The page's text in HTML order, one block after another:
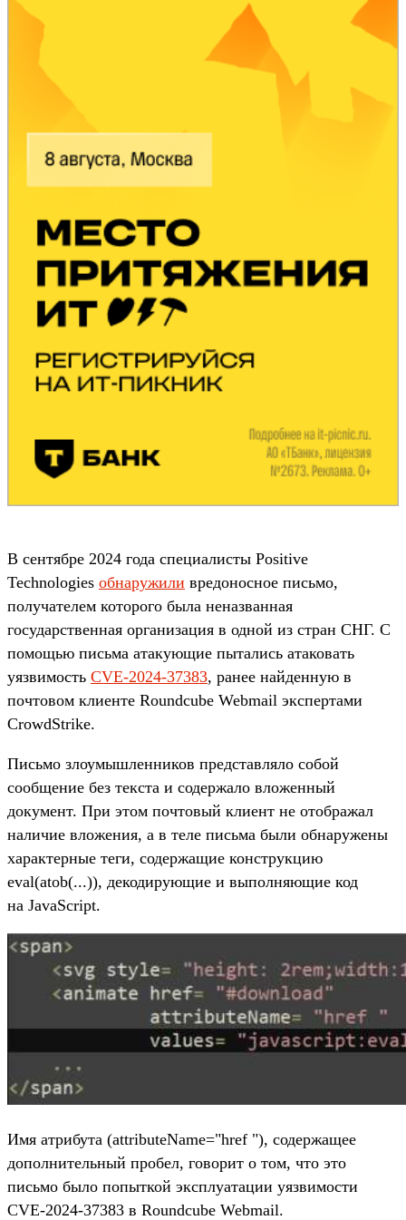
В сентябре 2024 года специалисты Positive
Technologies обнаружили вредоносное письмо,
получателем которого была неназванная
государственная организация в одной из стран СНГ. С
помощью письма атакующие пытались атаковать
уязвимость CVE-2024-37383, ранее найденную в
почтовом клиенте Roundcube Webmail экспертами
CrowdStrike.
Письмо злоумышленников представляло собой
сообщение без текста и содержало вложенный
документ. При этом почтовый клиент не отображал
наличие вложения, а в теле письма были обнаружены
характерные теги, содержащие конструкцию
eval(atob(...)), декодирующие и выполняющие код
на JavaScript.
Имя атрибута (attributeName="href "), содержащее
дополнительный пробел, говорит о том, что это
письмо было попыткой эксплуатации уязвимости
CVE-2024-37383 в Roundcube Webmail.